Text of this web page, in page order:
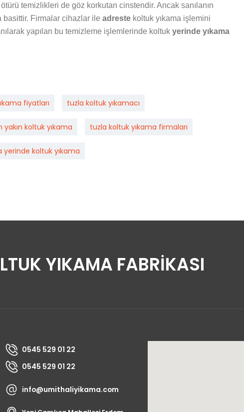
temizlikleri de göz korkutan cinstendir. Ancak sanılanın
Firmalar cihazlar ile adreste koltuk yıkama işlemini
yapılan bu temizleme işlemlerinde koltuk yerinde yıkama
fiyatları tuzla koltuk yıkamacı
yakın koltuk yıkama tuzla koltuk yıkama firmaları
yerinde koltuk yıkama
YIKAMA FABRİKASI
0545 529 01 22
0545 529 01 22
info@umithaliyikama.com